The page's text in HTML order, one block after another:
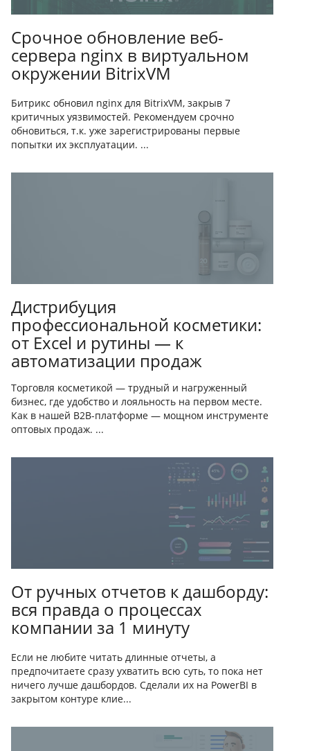
Срочное обновление веб-
сервера nginx в виртуальном
окружении BitrixVM
Битрикс обновил nginx для BitrixVM, закрыв 7
критичных уязвимостей. Рекомендуем срочно
обновиться, т.к. уже зарегистрированы первые
попытки их эксплуатации. ...
Дистрибуция
профессиональной косметики:
от Excel и рутины — к
автоматизации продаж
Торговля косметикой — трудный и нагруженный
бизнес, где удобство и лояльность на первом месте.
Как в нашей B2B-платформе — мощном инструменте
оптовых продаж. ...
От ручных отчетов к дашборду:
вся правда о процессах
компании за 1 минуту
Если не любите читать длинные отчеты, а
предпочитаете сразу ухватить всю суть, то пока нет
ничего лучше дашбордов. Сделали их на PowerBI в
закрытом контуре клие...